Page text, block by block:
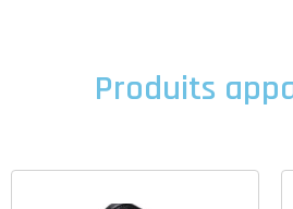
Produits